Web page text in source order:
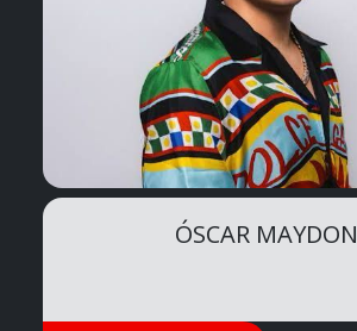
ÓSCAR MAYDON